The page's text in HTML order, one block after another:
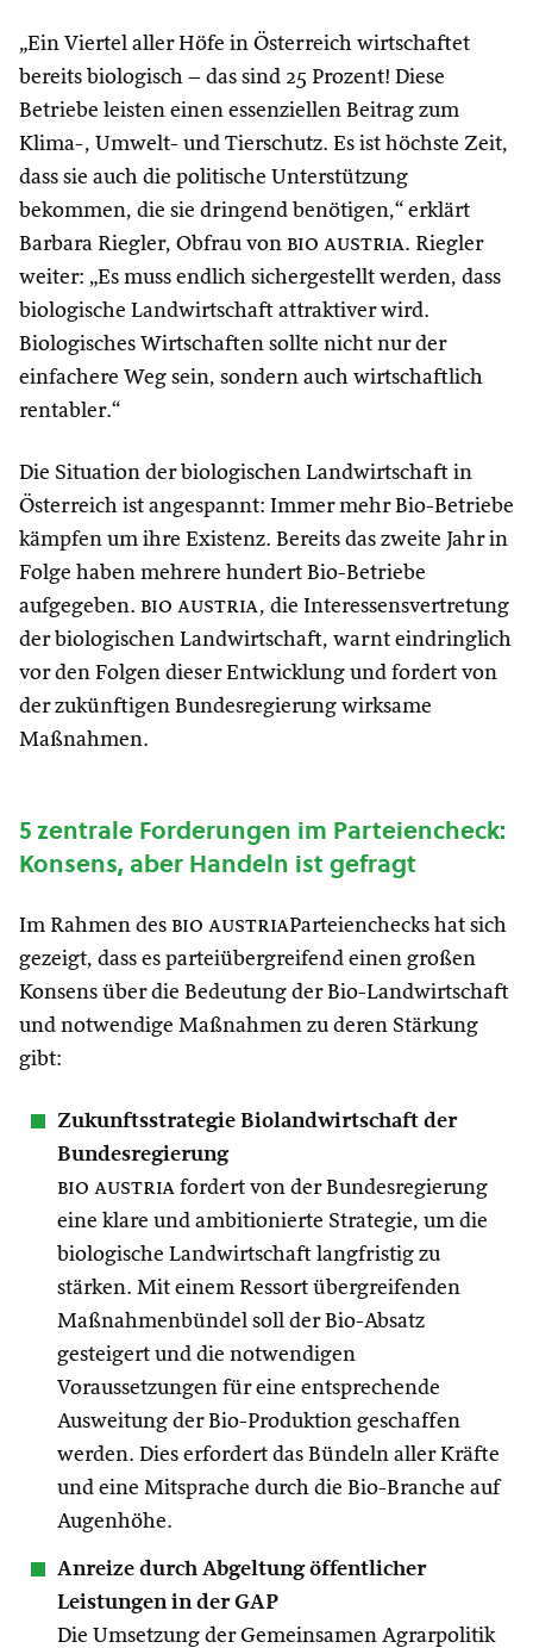
„Ein Viertel aller Höfe in Österreich wirtschaftet
bereits biologisch – das sind 25 Prozent! Diese
Betriebe leisten einen essenziellen Beitrag zum
Klima-, Umwelt- und Tierschutz. Es ist höchste Zeit,
dass sie auch die politische Unterstützung
bekommen, die sie dringend benötigen,“ erklärt
Barbara Riegler, Obfrau von bio austria. Riegler
weiter: „Es muss endlich sichergestellt werden, dass
biologische Landwirtschaft attraktiver wird.
Biologisches Wirtschaften sollte nicht nur der
einfachere Weg sein, sondern auch wirtschaftlich
rentabler.“
Die Situation der biologischen Landwirtschaft in
Österreich ist angespannt: Immer mehr Bio-Betriebe
kämpfen um ihre Existenz. Bereits das zweite Jahr in
Folge haben mehrere hundert Bio-Betriebe
aufgegeben. bio austria, die Interessensvertretung
der biologischen Landwirtschaft, warnt eindringlich
vor den Folgen dieser Entwicklung und fordert von
der zukünftigen Bundesregierung wirksame
Maßnahmen.
5 zentrale Forderungen im Parteiencheck:
Konsens, aber Handeln ist gefragt
Im Rahmen des bio austriaParteienchecks hat sich
gezeigt, dass es parteiübergreifend einen großen
Konsens über die Bedeutung der Bio-Landwirtschaft
und notwendige Maßnahmen zu deren Stärkung
gibt:
Zukunftsstrategie Biolandwirtschaft der
Bundesregierung
bio austria fordert von der Bundesregierung
eine klare und ambitionierte Strategie, um die
biologische Landwirtschaft langfristig zu
stärken. Mit einem Ressort übergreifenden
Maßnahmenbündel soll der Bio-Absatz
gesteigert und die notwendigen
Voraussetzungen für eine entsprechende
Ausweitung der Bio-Produktion geschaffen
werden. Dies erfordert das Bündeln aller Kräfte
und eine Mitsprache durch die Bio-Branche auf
Augenhöhe.
Anreize durch Abgeltung öffentlicher
Leistungen in der GAP
Die Umsetzung der Gemeinsamen Agrarpolitik